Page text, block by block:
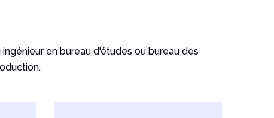
en bureau d'études ou bureau des